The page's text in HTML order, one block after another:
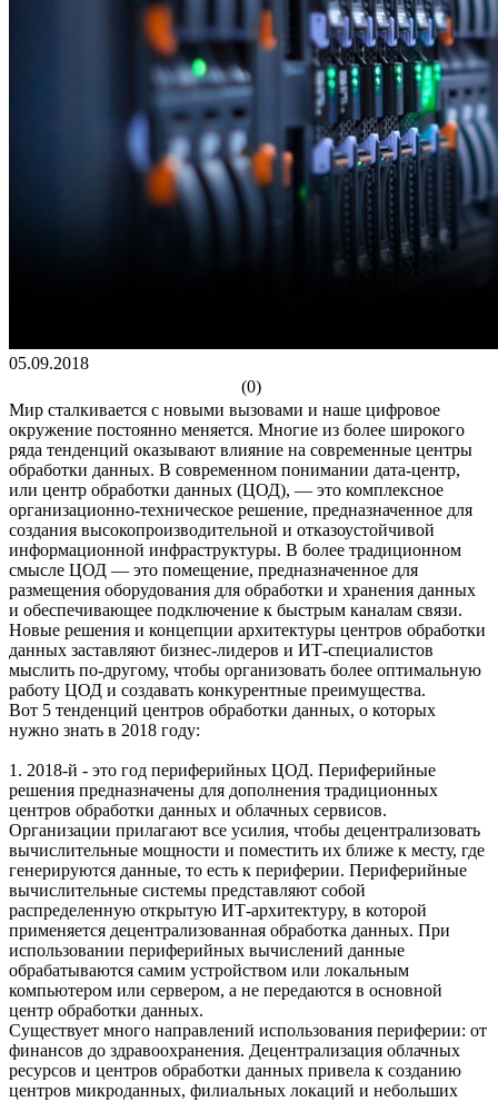
05.09.2018
(0)
Мир сталкивается с новыми вызовами и наше цифровое
окружение постоянно меняется. Многие из более широкого
ряда тенденций оказывают влияние на современные центры
обработки данных. В современном понимании дата-центр,
или центр обработки данных (ЦОД), — это комплексное
организационно-техническое решение, предназначенное для
создания высокопроизводительной и отказоустойчивой
информационной инфраструктуры. В более традиционном
смысле ЦОД — это помещение, предназначенное для
размещения оборудования для обработки и хранения данных
и обеспечивающее подключение к быстрым каналам связи.
Новые решения и концепции архитектуры центров обработки
данных заставляют бизнес-лидеров и ИТ-специалистов
мыслить по-другому, чтобы организовать более оптимальную
работу ЦОД и создавать конкурентные преимущества.
Вот 5 тенденций центров обработки данных, о которых
нужно знать в 2018 году:
1. 2018-й - это год периферийных ЦОД. Периферийные
решения предназначены для дополнения традиционных
центров обработки данных и облачных сервисов.
Организации прилагают все усилия, чтобы децентрализовать
вычислительные мощности и поместить их ближе к месту, где
генерируются данные, то есть к периферии. Периферийные
вычислительные системы представляют собой
распределенную открытую ИТ-архитектуру, в которой
применяется децентрализованная обработка данных. При
использовании периферийных вычислений данные
обрабатываются самим устройством или локальным
компьютером или сервером, а не передаются в основной
центр обработки данных.
Существует много направлений использования периферии: от
финансов до здравоохранения. Децентрализация облачных
ресурсов и центров обработки данных привела к созданию
центров микроданных, филиальных локаций и небольших